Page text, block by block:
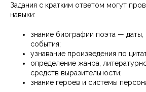
Задания с кратким ответом могут
навыки:
знание биографии поэта — даты,
события;
узнавание произведения по
определение жанра,
средств выразительности;
знание героев и системы